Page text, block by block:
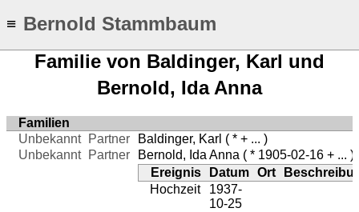
≡ Bernold Stammbaum
Familie von Baldinger, Karl und
Bernold, Ida Anna
Familien
Unbekannt
Partner Baldinger, Karl ( * + ... )
Unbekannt
Partner Bernold, Ida Anna ( * 1905-02-16 + ... )
Ereignis
Datum Ort
Hochzeit
1937-
10-25